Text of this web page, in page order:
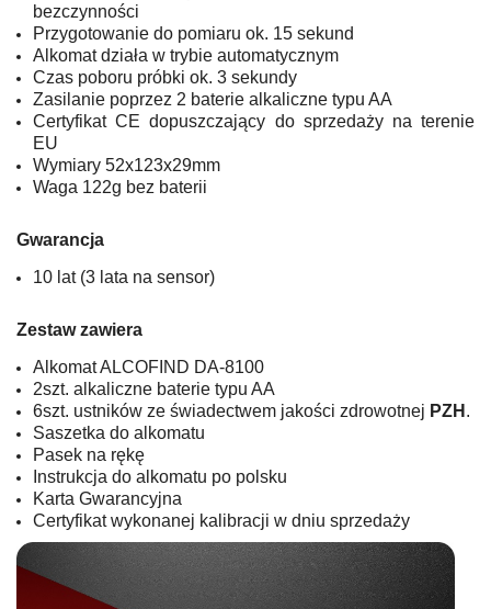
bezczynności
Przygotowanie do pomiaru ok. 15 sekund
Alkomat działa w trybie automatycznym
Czas poboru próbki ok. 3 sekundy
Zasilanie poprzez 2 baterie alkaliczne typu AA
Certyfikat CE dopuszczający do sprzedaży na terenie
EU
Wymiary 52x123x29mm
Waga 122g bez baterii
Gwarancja
10 lat (3 lata na sensor)
Zestaw zawiera
Alkomat ALCOFIND DA-8100
2szt. alkaliczne baterie typu AA
6szt. ustników ze świadectwem jakości zdrowotnej PZH .
Saszetka do alkomatu
Pasek na rękę
Instrukcja do alkomatu po polsku
Karta Gwarancyjna
Certyfikat wykonanej kalibracji w dniu sprzedaży